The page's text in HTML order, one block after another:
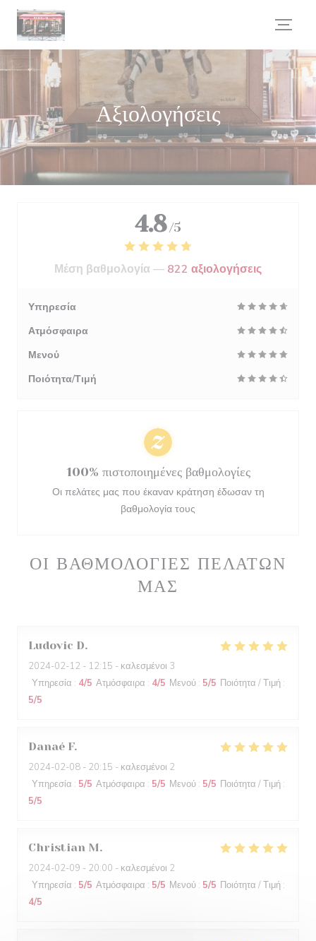
Πίνακας διαχείρισης "Μπισκότων" (Cookies)
Αξιολογήσεις
ΟΙ ΒΑΘΜΟΛΟΓΊΕΣ ΠΕΛΑΤΏΝ
ΜΑΣ
Ludovic D
2024-02-12 - 12:15 - καλεσμένοι 3
Υπηρεσία : 4/5 Ατμόσφαιρα : 4/5 Μενού : 5/5 Ποιότητα / Τιμή :
5/5
Danaé F
2024-02-08 - 20:15 - καλεσμένοι 2
Υπηρεσία : 5/5 Ατμόσφαιρα : 5/5 Μενού : 5/5 Ποιότητα / Τιμή :
5/5
Christian M
2024-02-09 - 20:00 - καλεσμένοι 2
Υπηρεσία : 5/5 Ατμόσφαιρα : 5/5 Μενού : 5/5 Ποιότητα / Τιμή :
4/5
4.8 /5
Μέση βαθμολογία — 822 αξιολογήσεις
Υπηρεσία
Ατμόσφαιρα
Μενού
Ποιότητα/Τιμή
100% πιστοποιημένες βαθμολογίες
Οι πελάτες μας που έκαναν κράτηση έδωσαν τη
βαθμολογία τους